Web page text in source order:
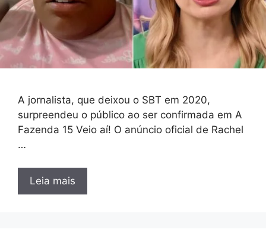
A jornalista, que deixou o SBT em 2020,
surpreendeu o público ao ser confirmada em A
Fazenda 15 Veio aí! O anúncio oficial de Rachel
…
Leia mais